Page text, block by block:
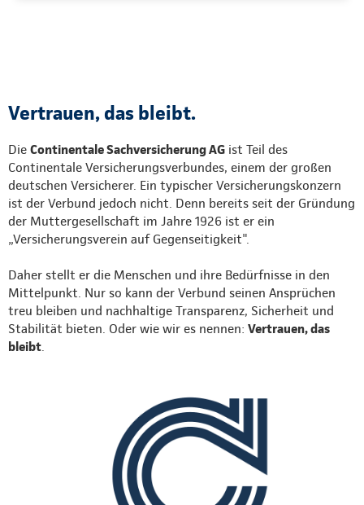
Vertrauen, das bleibt.
Die Continentale Sachversicherung AG ist Teil des
Continentale Versicherungsverbundes, einem der großen
deutschen Versicherer. Ein typischer Versicherungskonzern
ist der Verbund jedoch nicht. Denn bereits seit der Gründung
der Muttergesellschaft im Jahre 1926 ist er ein
„Versicherungsverein auf Gegenseitigkeit".
Daher stellt er die Menschen und ihre Bedürfnisse in den
Mittelpunkt. Nur so kann der Verbund seinen Ansprüchen
treu bleiben und nachhaltige Transparenz, Sicherheit und
Stabilität bieten. Oder wie wir es nennen: Vertrauen, das
bleibt